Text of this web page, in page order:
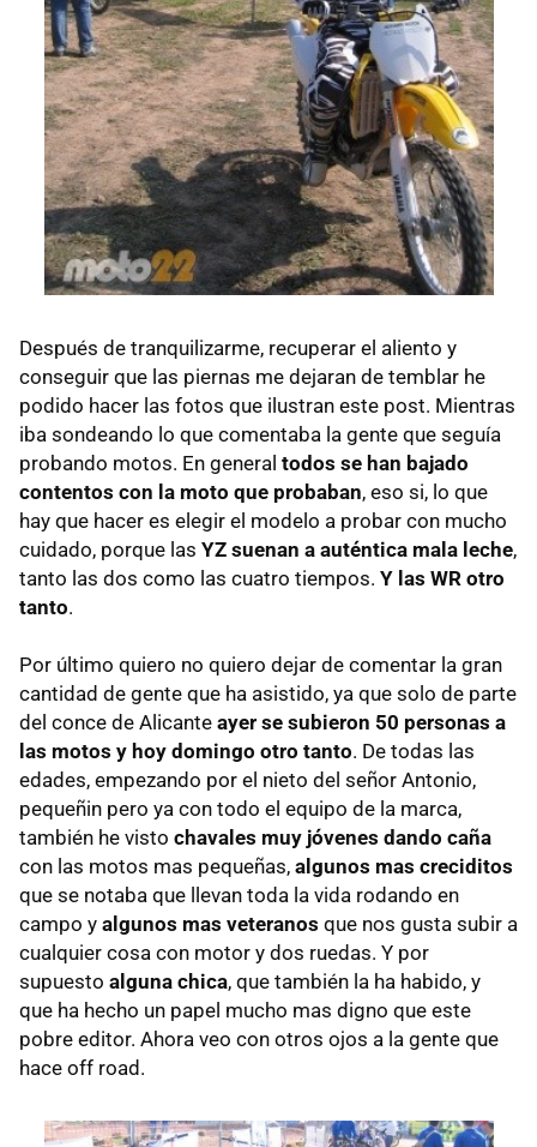
Después de tranquilizarme, recuperar el aliento y
conseguir que las piernas me dejaran de temblar he
podido hacer las fotos que ilustran este post. Mientras
iba sondeando lo que comentaba la gente que seguía
probando motos. En general todos se han bajado
contentos con la moto que probaban, eso si, lo que
hay que hacer es elegir el modelo a probar con mucho
cuidado, porque las YZ suenan a auténtica mala leche,
tanto las dos como las cuatro tiempos. Y las WR otro
tanto.
Por último quiero no quiero dejar de comentar la gran
cantidad de gente que ha asistido, ya que solo de parte
del conce de Alicante ayer se subieron 50 personas a
las motos y hoy domingo otro tanto. De todas las
edades, empezando por el nieto del señor Antonio,
pequeñin pero ya con todo el equipo de la marca,
también he visto chavales muy jóvenes dando caña
con las motos mas pequeñas, algunos mas creciditos
que se notaba que llevan toda la vida rodando en
campo y algunos mas veteranos que nos gusta subir a
cualquier cosa con motor y dos ruedas. Y por
supuesto alguna chica, que también la ha habido, y
que ha hecho un papel mucho mas digno que este
pobre editor. Ahora veo con otros ojos a la gente que
hace off road.